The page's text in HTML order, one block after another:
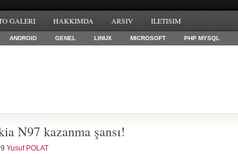
GALERI HAKKIMDA ARSIV ILETISIM
ANDROID GENEL LINUX MICROSOFT PHP MYSQL
N97 kazanma şansı!
Yusuf POLAT